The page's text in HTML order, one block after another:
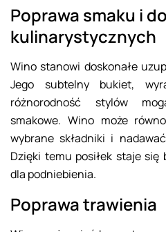
Poprawa smaku i
kulinarystycznych
Wino stanowi doskonałe
Jego subtelny bukiet,
różnorodność stylów
smakowe. Wino może
wybrane składniki i
Dzięki temu posiłek staje
dla podniebienia.
Poprawa trawienia